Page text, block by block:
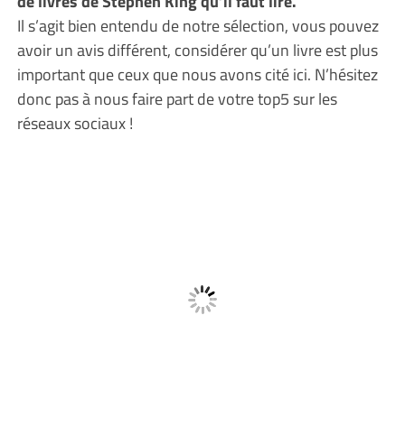
Il s’agit bien entendu de notre sélection, vous pouvez
avoir un avis différent, considérer qu’un livre est plus
important que ceux que nous avons cité ici. N’hésitez
donc pas à nous faire part de votre top5 sur les
réseaux sociaux !